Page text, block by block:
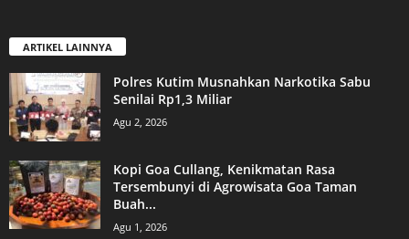
ARTIKEL LAINNYA
Polres Kutim Musnahkan Narkotika Sabu
Senilai Rp1,3 Miliar
Agu 2, 2026
Kopi Goa Cullang, Kenikmatan Rasa
Tersembunyi di Agrowisata Goa Taman
Buah...
Agu 1, 2026